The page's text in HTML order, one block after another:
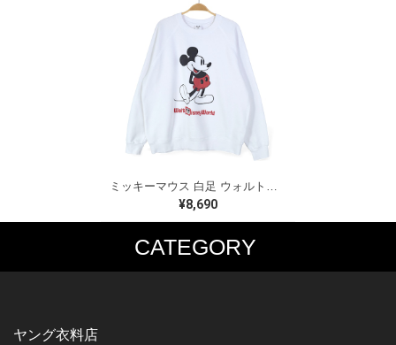
ミッキーマウス 白足 ウォルトディズニーオフィシャル スウェット ホワイト WALT DISNEY WORLD ウォルトディズニーオフィシャル サイズXL相当 古着 CF0995
¥8,690
CATEGORY
MUSIC TEE
HARDCORE / PUNK
T-SHIRTS
ヤング衣料店